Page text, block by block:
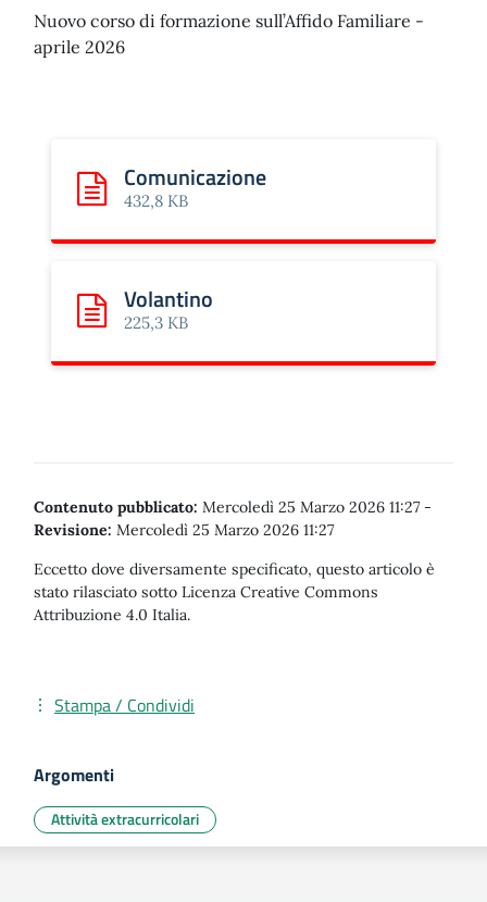
Nuovo corso di formazione sull’Affido Familiare -
aprile 2026
Scarica: Comunicazione
Comunicazione
432,8 KB
Scarica: Volantino
Volantino
225,3 KB
Contenuto pubblicato: Mercoledì 25 Marzo 2026 11:27 -
Revisione: Mercoledì 25 Marzo 2026 11:27
Eccetto dove diversamente specificato, questo articolo è
stato rilasciato sotto Licenza Creative Commons
Attribuzione 4.0 Italia.
Stampa / Condividi
Argomenti
Attività extracurricolari